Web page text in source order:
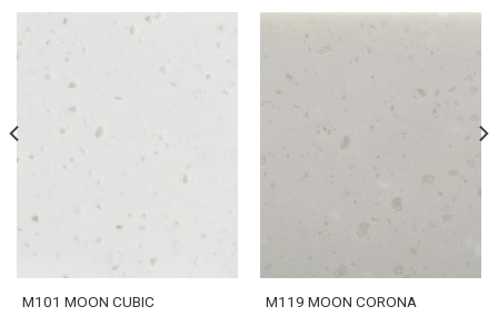
M101 MOON CUBIC M119 MOON CORONA